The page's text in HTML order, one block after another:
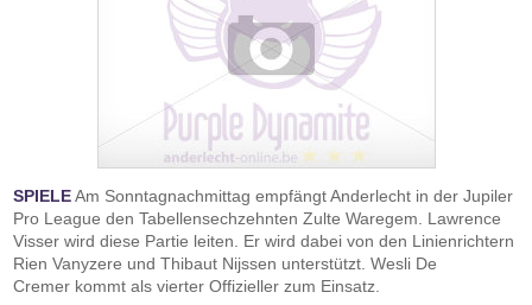
SPIELEAm Sonntagnachmittag empfängt Anderlecht in der Jupiler
Pro League den Tabellensechzehnten Zulte Waregem. Lawrence
Visser wird diese Partie leiten. Er wird dabei von den Linienrichtern
Rien Vanyzere und Thibaut Nijssen unterstützt. Wesli De
Cremer kommt als vierter Offizieller zum Einsatz.